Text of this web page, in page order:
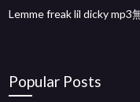
Lemme freak lil dicky mp3
Popular Posts